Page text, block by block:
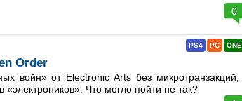
0
ONE
PC
PS4
Order
войн» от Electronic Arts без микротранзакций,
«электроников». Что могло пойти не так?